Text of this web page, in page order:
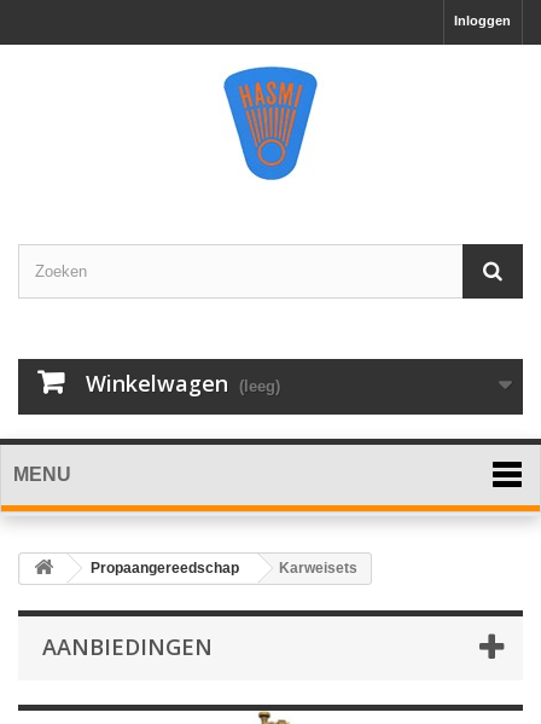
Inloggen
Winkelwagen (leeg)
MENU
Propaangereedschap Karweisets
AANBIEDINGEN